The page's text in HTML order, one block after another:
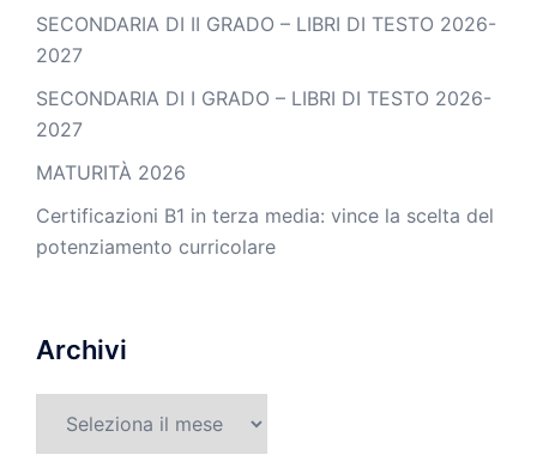
SECONDARIA DI II GRADO – LIBRI DI TESTO 2026-
2027
SECONDARIA DI I GRADO – LIBRI DI TESTO 2026-
2027
MATURITÀ 2026
Certificazioni B1 in terza media: vince la scelta del
potenziamento curricolare
Archivi